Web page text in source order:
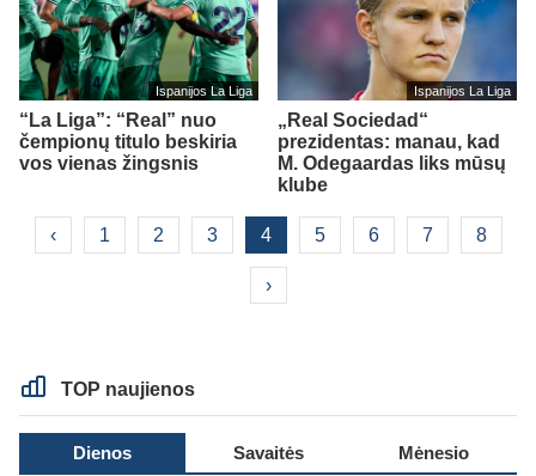
Ispanijos La Liga
“La Liga”: “Real” nuo
čempionų titulo beskiria
vos vienas žingsnis
Ispanijos La Liga
„Real Sociedad“
prezidentas: manau, kad
M. Odegaardas liks mūsų
klube
‹ 1 2 3 4 5 6 7 8
›
TOP naujienos
Dienos Savaitės Mėnesio